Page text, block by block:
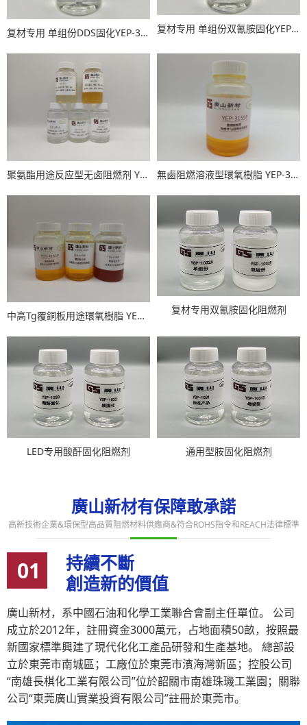
复材专用 单组份DDS固化YEP-3015S 复材专用 单组份双氰胺固化YEP-3015D
聚氨酯用途反应型无卤阻燃剂 YSP-1022、YSP-1011、YSP-1012/1012W 、YSP-1010 無鹵阻燃溶液型環氧樹脂 YEP-3155P
中高Tg覆銅板用途環氧樹脂 YEB-4155P＆YEB-4175P＆YEB-4185P 复材专用双氰胺固化阻燃剂
LED专用酸酐固化阻燃剂 通用型胺固化阻燃剂
廣山新材有保障敢承諾
高新技術企業&環保型高品質阻燃材料供應商&符合ROHS指令和REACH法律標準
01
持續不斷
創造新的價值
廣山新材，系中國石油和化學工業聯合會副主任單位。 公司
成立於2012年，註冊資金3000萬元，占地面積50畝，按照最
新國家標準興建了現代化化工產品研發和生產基地。 總部設
立於東莞市南城區；工廠位於東莞市濱海灣新區；控股公司
“南雄長棋化工業有限公司”位於韶關市南雄珠璣工業園；關聯
公司“東莞廣山實業投資有限公司”註冊於東莞市。